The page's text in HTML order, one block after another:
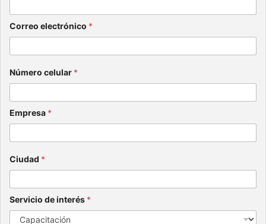
Correo electrónico *
Número celular *
Empresa *
Ciudad *
Servicio de interés *